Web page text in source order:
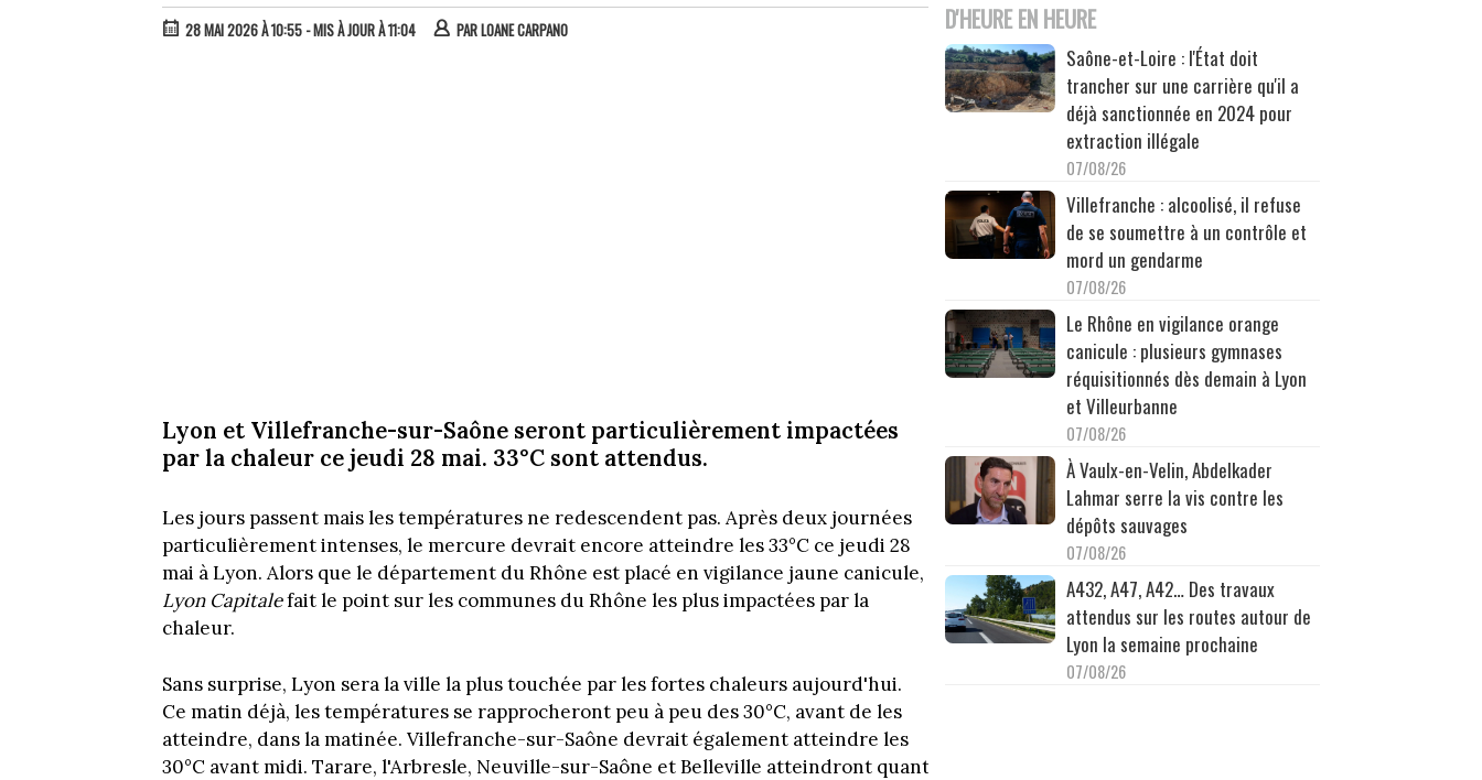
28 MAI 2026 À 10:55 - MIS À JOUR À 11:04 PARLOANE CARPANO
Lyon et Villefranche-sur-Saône seront particulièrement impactées
par la chaleur ce jeudi 28 mai. 33°C sont attendus.
Les jours passent mais les températures ne redescendent pas. Après deux journées
particulièrement intenses, le mercure devrait encore atteindre les 33°C ce jeudi 28
mai à Lyon. Alors que le département du Rhône est placé en vigilance jaune canicule,
Lyon Capitalefait le point sur les communes du Rhône les plus impactées par la
chaleur.
Sans surprise, Lyon sera la ville la plus touchée par les fortes chaleurs aujourd'hui.
Ce matin déjà, les températures se rapprocheront peu à peu des 30°C, avant de les
atteindre, dans la matinée. Villefranche-sur-Saône devrait également atteindre les
30°C avant midi. Tarare, l'Arbresle, Neuville-sur-Saône et Belleville atteindront quant
D'HEURE EN HEURE
Saône-et-Loire : l'État doit
trancher sur une carrière qu'il a
déjà sanctionnée en 2024 pour
extraction illégale
07/08/26
Villefranche : alcoolisé, il refuse
de se soumettre à un contrôle et
mord un gendarme
07/08/26
Le Rhône en vigilance orange
canicule : plusieurs gymnases
réquisitionnés dès demain à Lyon
et Villeurbanne
07/08/26
À Vaulx-en-Velin, Abdelkader
Lahmar serre la vis contre les
dépôts sauvages
07/08/26
A432, A47, A42… Des travaux
attendus sur les routes autour de
Lyon la semaine prochaine
07/08/26